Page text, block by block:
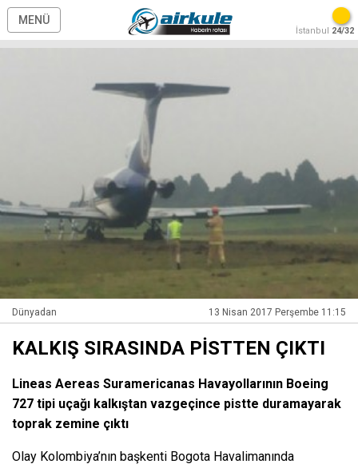
MENÜ
İstanbul 24/32
Dünyadan 13 Nisan 2017 Perşembe 11:15
KALKIŞ SIRASINDA PİSTTEN ÇIKTI
Lineas Aereas Suramericanas Havayollarının Boeing
727 tipi uçağı kalkıştan vazgeçince pistte duramayarak
toprak zemine çıktı
Olay Kolombiya’nın başkenti Bogota Havalimanında